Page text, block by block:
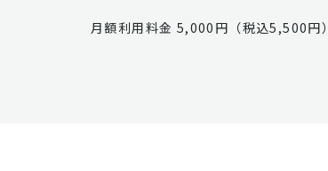
月額利用料金 5,000円（税込5,500円）